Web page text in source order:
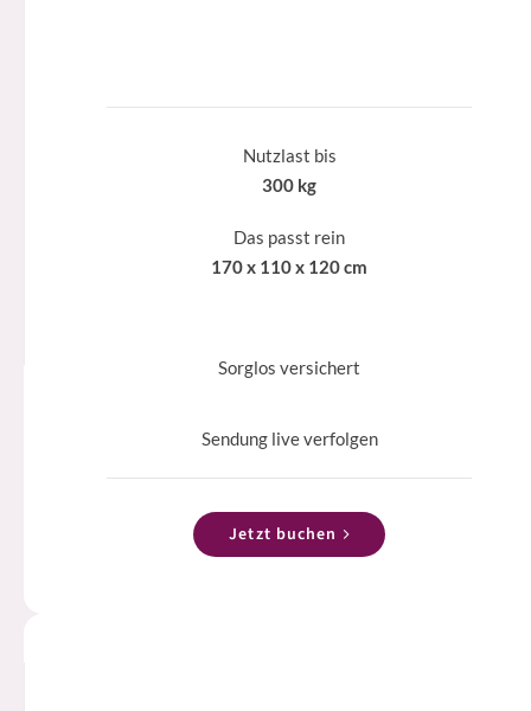
Nutzlast bis
300 kg
Das passt rein
170 x 110 x 120 cm
Sorglos versichert
Sendung live verfolgen
Jetzt buchen